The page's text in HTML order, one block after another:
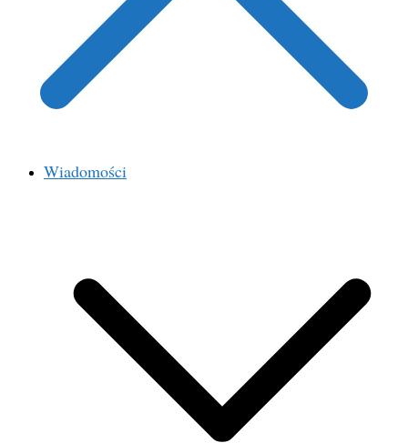
Wiadomości